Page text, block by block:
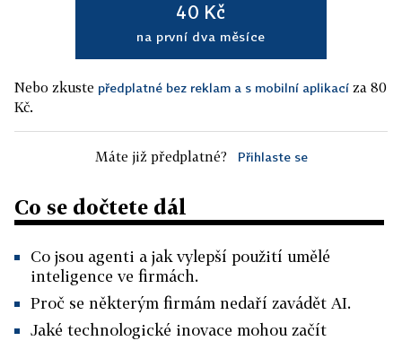
40 Kč
na první dva měsíce
Nebo zkuste předplatné bez reklam a s mobilní aplikací za 80
Kč.
Máte již předplatné? Přihlaste se
Co se dočtete dál
Co jsou agenti a jak vylepší použití umělé
inteligence ve firmách.
Proč se některým firmám nedaří zavádět AI.
Jaké technologické inovace mohou začít